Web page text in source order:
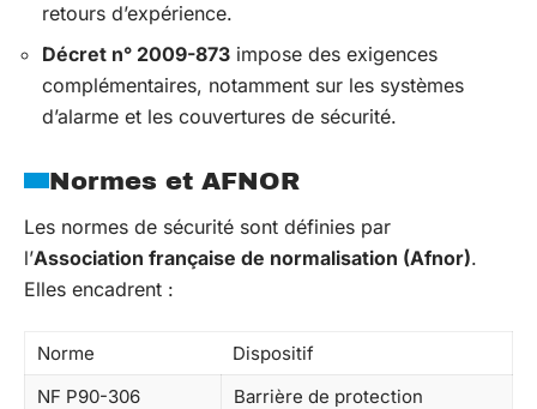
retours d’expérience.
Décret n° 2009-873 impose des exigences
complémentaires, notamment sur les systèmes
d’alarme et les couvertures de sécurité.
Normes et AFNOR
Les normes de sécurité sont définies par
l’Association française de normalisation (Afnor).
Elles encadrent :
Norme
Dispositif
NF P90-306
Barrière de protection